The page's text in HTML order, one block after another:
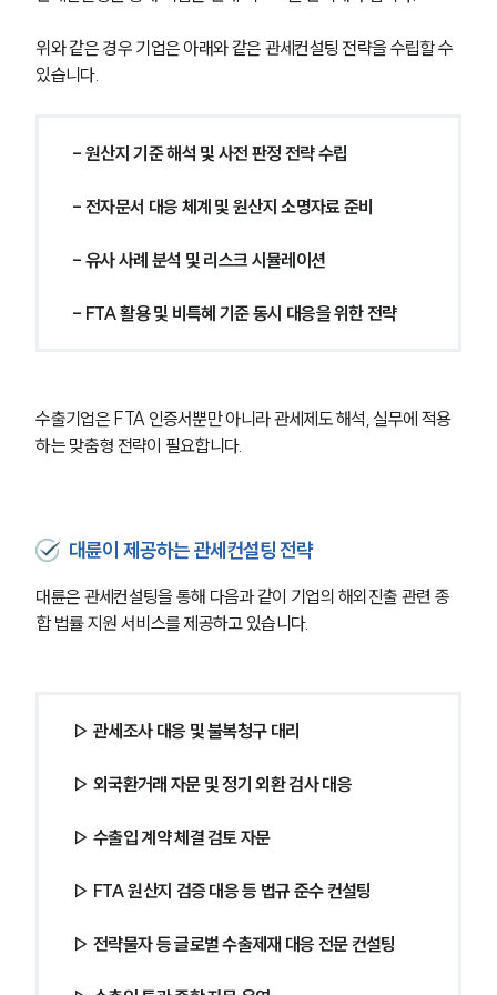
그룹소개
글로벌 파트너 로펌
고객의 소리
통합검색
AI대륜
주요 업무사례
사례분석/최신동향
법률지식인
업무분야
전체
위와 같은 경우 기업은 아래와 같은 관세컨설팅 전략을 수립할 수
있습니다.
- 원산지 기준 해석 및 사전 판정 전략 수립
- 전자문서 대응 체계 및 원산지 소명자료 준비
- 유사 사례 분석 및 리스크 시뮬레이션
- FTA 활용 및 비특혜 기준 동시 대응을 위한 전략
수출기업은 FTA 인증서뿐만 아니라 관세제도 해석, 실무에 적용
하는 맞춤형 전략이 필요합니다.
대륜이 제공하는 관세컨설팅 전략
대륜은 관세컨설팅을 통해 다음과 같이 기업의 해외진출 관련 종
합 법률 지원 서비스를 제공하고 있습니다.
▷ 관세조사 대응 및 불복청구 대리
▷ 외국환거래 자문 및 정기 외환 검사 대응
▷ 수출입 계약 체결 검토 자문
▷ FTA 원산지 검증 대응 등 법규 준수 컨설팅
▷ 전략물자 등 글로벌 수출제재 대응 전문 컨설팅